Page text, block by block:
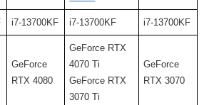
i7-13700KF i7-13700KF i7-13700KF
GeForce
RTX 4080
GeForce RTX
4070 Ti
GeForce RTX
3070 Ti
GeForce
RTX 3070